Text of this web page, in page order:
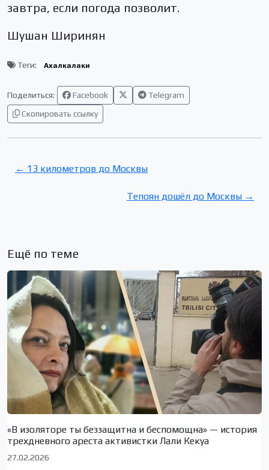
завтра, если погода позволит.
Шушан Ширинян
Теги: Ахалкалаки
Поделиться: Facebook
Telegram
Скопировать ссылку
← 13 километров до Москвы
Тепоян дошёл до Москвы →
Ещё по теме
«В изоляторе ты беззащитна и беспомощна» — история
трехдневного ареста активистки Лали Кекуа
27.02.2026